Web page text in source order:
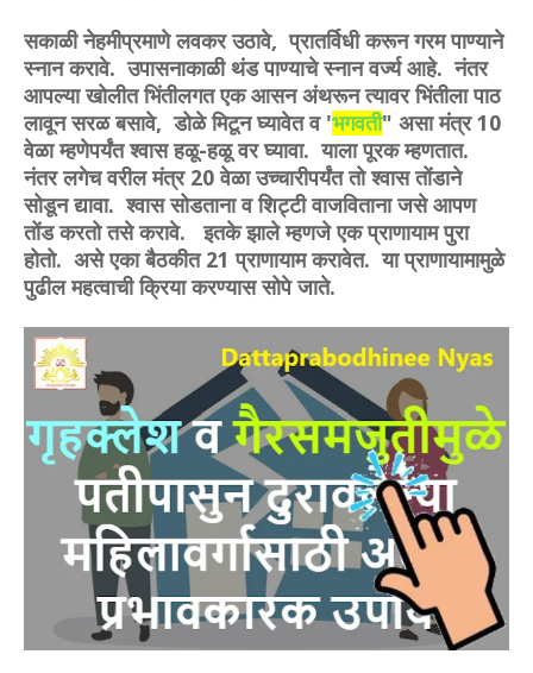
सकाळी नेहमीप्रमाणे लवकर उठावे, प्रातर्विधी करून गरम पाण्याने
स्नान करावे. उपासनाकाळी थंड पाण्याचे स्नान वर्ज्य आहे. नंतर
आपल्या खोलीत भिंतीलगत एक आसन अंथरून त्यावर भिंतीला पाठ
लावून सरळ बसावे, डोळे मिटून घ्यावेत व 'भगवती" असा मंत्र 10
वेळा म्हणेपर्यंत श्वास हळू-हळू वर घ्यावा. याला पूरक म्हणतात.
नंतर लगेच वरील मंत्र 20 वेळा उच्चारीपर्यंत तो श्वास तोंडाने
सोडून द्यावा. श्वास सोडताना व शिट्टी वाजविताना जसे आपण
तोंड करतो तसे करावे. इतके झाले म्हणजे एक प्राणायाम पुरा
होतो. असे एका बैठकीत 21 प्राणायाम करावेत. या प्राणायामामुळे
पुढील महत्वाची क्रिया करण्यास सोपे जाते.